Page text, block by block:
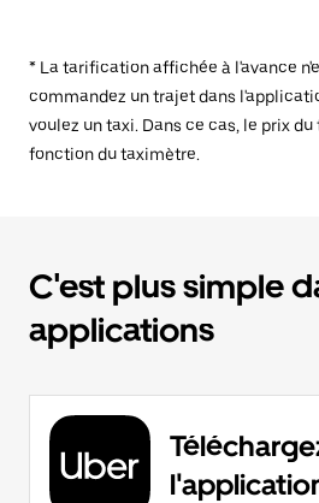
* La tarification affichée à l'avance
commandez un trajet dans
voulez un taxi. Dans ce cas, le prix
fonction du taximètre.
C'est plus simple
applications